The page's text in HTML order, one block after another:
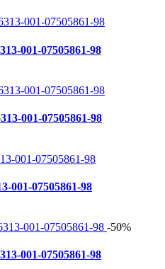
001-07505861-98
001-07505861-98
07505861-98
-50%
001-07505861-98